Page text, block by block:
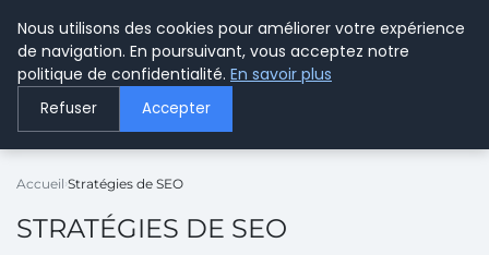
LE WEBMARKETING
Accueil Stratégies de SEO
STRATÉGIES DE SEO
Nous utilisons des cookies pour améliorer votre expérience
de navigation. En poursuivant, vous acceptez notre
politique de confidentialité. En savoir plus
Refuser Accepter